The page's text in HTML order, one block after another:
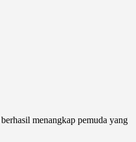
menangkap pemuda yang